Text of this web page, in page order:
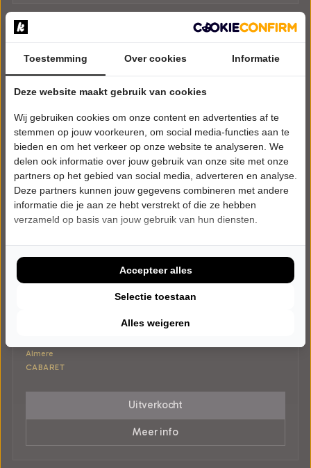
ZATERDAG 27 MAART 2027 • 20:15 UUR
Almere
CABARET
Uitverkocht
Meer info
Toestemming Over cookies Informatie
Deze website maakt gebruik van cookies
Wij gebruiken cookies om onze content en advertenties af te
stemmen op jouw voorkeuren, om social media-functies aan te
bieden en om het verkeer op onze website te analyseren. We
delen ook informatie over jouw gebruik van onze site met onze
partners op het gebied van social media, adverteren en analyse.
Deze partners kunnen jouw gegevens combineren met andere
informatie die je aan ze hebt verstrekt of die ze hebben
verzameld op basis van jouw gebruik van hun diensten.
Alles weigeren
Selectie toestaan
Accepteer alles